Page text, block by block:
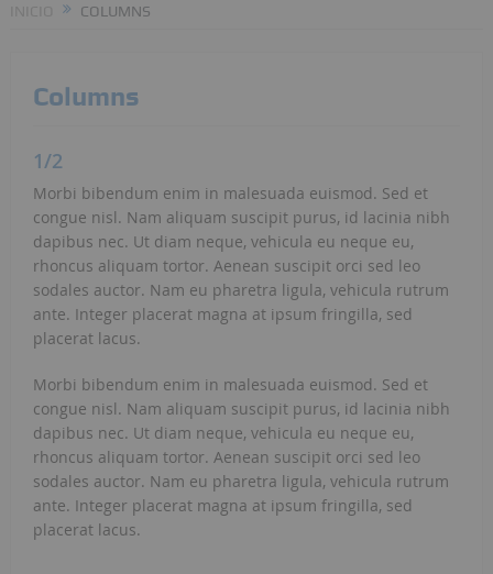
COLUMNS
Columns
1/2
Morbi bibendum enim in malesuada euismod. Sed et
congue nisl. Nam aliquam suscipit purus, id lacinia nibh
dapibus nec. Ut diam neque, vehicula eu neque eu,
rhoncus aliquam tortor. Aenean suscipit orci sed leo
sodales auctor. Nam eu pharetra ligula, vehicula rutrum
ante. Integer placerat magna at ipsum fringilla, sed
placerat lacus.
Morbi bibendum enim in malesuada euismod. Sed et
congue nisl. Nam aliquam suscipit purus, id lacinia nibh
dapibus nec. Ut diam neque, vehicula eu neque eu,
rhoncus aliquam tortor. Aenean suscipit orci sed leo
sodales auctor. Nam eu pharetra ligula, vehicula rutrum
ante. Integer placerat magna at ipsum fringilla, sed
placerat lacus.